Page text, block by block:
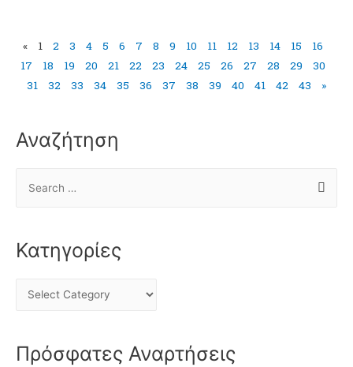
« 1 2 3 4 5 6 7 8 9 10 11 12 13 14 15
16
17
18 19 20 21 22 23 24 25 26 27 28 29
30
31
32 33 34 35 36 37 38 39 40 41 42 43 »
Αναζήτηση
Κατηγορίες
Πρόσφατες Αναρτήσεις